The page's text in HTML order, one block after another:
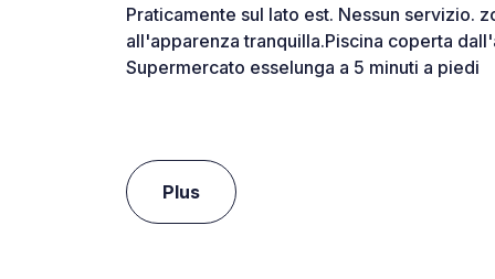
Praticamente sul lato est. Nessun servizio.
all'apparenza tranquilla.Piscina coperta
Supermercato esselunga a 5 minuti a piedi
Plus